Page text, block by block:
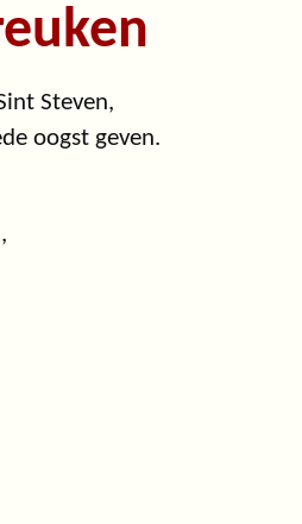
Steven,
oogst geven.